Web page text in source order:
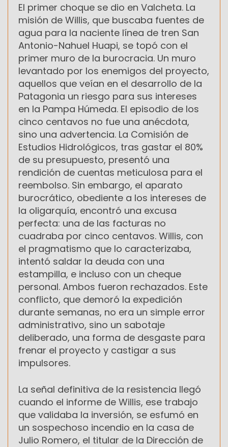
El primer choque se dio en Valcheta. La
misión de Willis, que buscaba fuentes de
agua para la naciente línea de tren San
Antonio-Nahuel Huapi, se topó con el
primer muro de la burocracia. Un muro
levantado por los enemigos del proyecto,
aquellos que veían en el desarrollo de la
Patagonia un riesgo para sus intereses
en la Pampa Húmeda. El episodio de los
cinco centavos no fue una anécdota,
sino una advertencia. La Comisión de
Estudios Hidrológicos, tras gastar el 80%
de su presupuesto, presentó una
rendición de cuentas meticulosa para el
reembolso. Sin embargo, el aparato
burocrático, obediente a los intereses de
la oligarquía, encontró una excusa
perfecta: una de las facturas no
cuadraba por cinco centavos. Willis, con
el pragmatismo que lo caracterizaba,
intentó saldar la deuda con una
estampilla, e incluso con un cheque
personal. Ambos fueron rechazados. Este
conflicto, que demoró la expedición
durante semanas, no era un simple error
administrativo, sino un sabotaje
deliberado, una forma de desgaste para
frenar el proyecto y castigar a sus
impulsores.
La señal definitiva de la resistencia llegó
cuando el informe de Willis, ese trabajo
que validaba la inversión, se esfumó en
un sospechoso incendio en la casa de
Julio Romero, el titular de la Dirección de